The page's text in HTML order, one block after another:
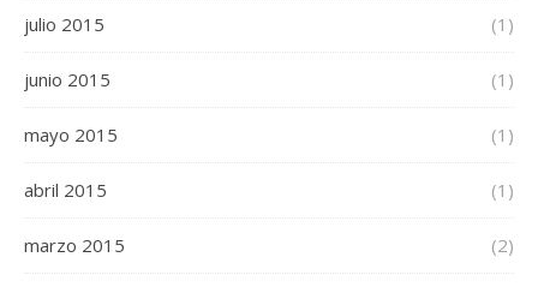
julio 2015 (1)
junio 2015 (1)
mayo 2015 (1)
abril 2015 (1)
marzo 2015 (2)